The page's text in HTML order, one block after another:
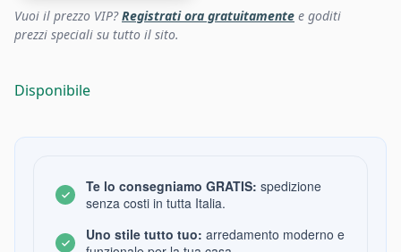
Vuoi il prezzo VIP?Registrati ora gratuitamente e goditi
prezzi speciali su tutto il sito.
Disponibile
Te lo consegniamo GRATIS: spedizione
senza costi in tutta Italia.
Uno stile tutto tuo: arredamento moderno e